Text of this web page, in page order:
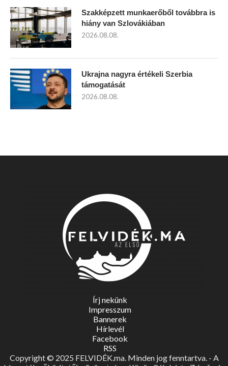
Szakképzett munkaerőből továbbra is
hiány van Szlovákiában
2026.08.08.
Ukrajna nagyra értékeli Szerbia
támogatását
2026.08.08.
Írj nekünk
Impresszum
Bannerek
Hírlevél
Facebook
RSS
Copyright © 2025 FELVIDÉK.ma. Minden jog fenntartva. - A